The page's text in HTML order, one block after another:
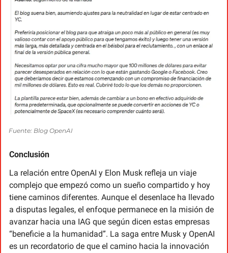
Fuente: Blog OpenAI
Conclusión
La relación entre OpenAI y Elon Musk refleja un viaje
complejo que empezó como un sueño compartido y hoy
tiene caminos diferentes. Aunque el desenlace ha llevado
a disputas legales, el enfoque permanece en la misión de
avanzar hacia una IAG que según dicen estas empresas
“beneficie a la humanidad”. La saga entre Musk y OpenAI
es un recordatorio de que el camino hacia la innovación